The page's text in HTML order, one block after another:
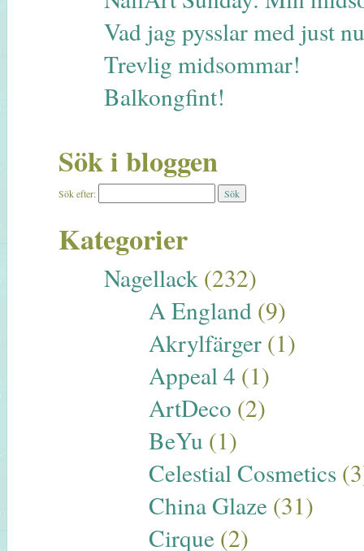
Vad jag pysslar med just
Trevlig midsommar!
Balkongfint!
Sök i bloggen
Sök efter:
Kategorier
Nagellack(232)
A England (9)
Akrylfärger (1)
Appeal 4 (1)
ArtDeco (2)
BeYu (1)
Celestial Cosmetics
China Glaze (31)
Cirque (2)